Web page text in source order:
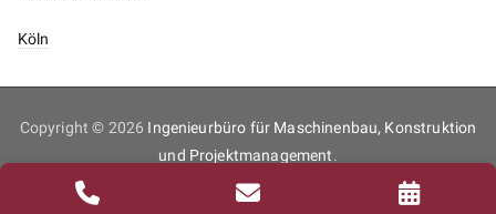
Köln
Copyright © 2026 Ingenieurbüro für Maschinenbau, Konstruktion
und Projektmanagement.
Inhaltsverzeichnis
Impressum Kontakt